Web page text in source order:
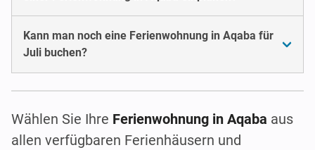
Kann man noch eine Ferienwohnung in Aqaba für
Juli buchen?
Wählen Sie Ihre Ferienwohnung in Aqaba aus
allen verfügbaren Ferienhäusern und